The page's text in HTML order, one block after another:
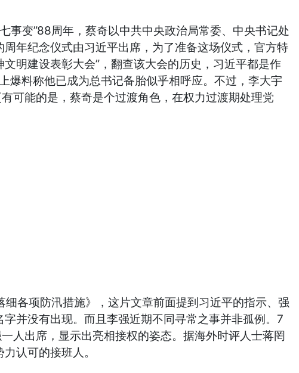
事变”88周年，蔡奇以中共中央政治局常委、中央书记处
年纪念仪式由习近平出席，为了准备这场仪式，官方特
明建设表彰大会”，翻查该大会的历史，习近平都是作
爆料称他已成为总书记备胎似乎相呼应。不过，李大宇
可能的是，蔡奇是个过渡角色，在权力过渡期处理党
各项防汛措施》，这片文章前面提到习近平的指示、强
并没有出现。而且李强近期不同寻常之事并非孤例。7
人出席，显示出亮相接权的姿态。据海外时评人士蒋罔
认可的接班人。